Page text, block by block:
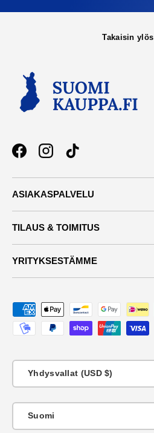
Takaisin ylös
FacebookInstagramTikTok
ASIAKASPALVELU
TILAUS & TOIMITUS
YRITYKSESTÄMME
Maksutavat
Yhdysvallat (USD $)
Suomi